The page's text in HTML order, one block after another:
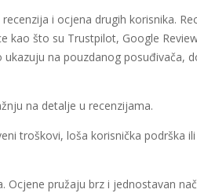
i ocjena drugih korisnika.
što su Trustpilot, Google
na pouzdanog posuđivača,
na detalje u recenzijama.
troškovi, loša korisnička podrška
pružaju brz i jednostavan